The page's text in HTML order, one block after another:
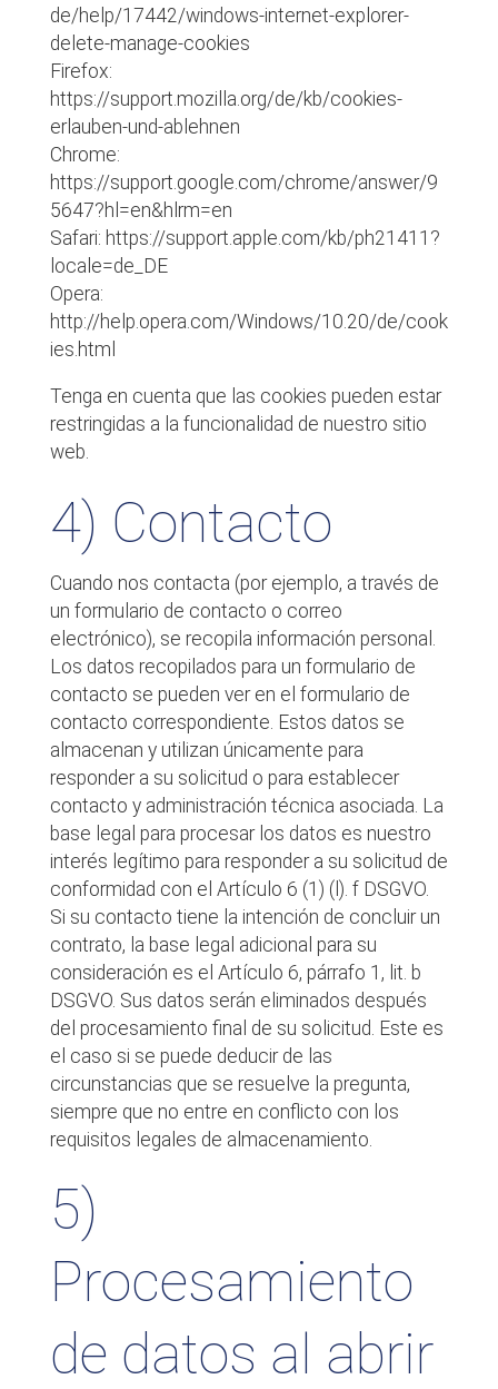
de/help/17442/windows-internet-explorer-
delete-manage-cookies
Firefox:
https://support.mozilla.org/de/kb/cookies-
erlauben-und-ablehnen
Chrome:
https://support.google.com/chrome/answer/9
5647?hl=en&hlrm=en
Safari: https://support.apple.com/kb/ph21411?
locale=de_DE
Opera:
http://help.opera.com/Windows/10.20/de/cook
ies.html
Tenga en cuenta que las cookies pueden estar
restringidas a la funcionalidad de nuestro sitio
web.
4) Contacto
Cuando nos contacta (por ejemplo, a través de
un formulario de contacto o correo
electrónico), se recopila información personal.
Los datos recopilados para un formulario de
contacto se pueden ver en el formulario de
contacto correspondiente. Estos datos se
almacenan y utilizan únicamente para
responder a su solicitud o para establecer
contacto y administración técnica asociada. La
base legal para procesar los datos es nuestro
interés legítimo para responder a su solicitud de
conformidad con el Artículo 6 (1) (l). f DSGVO.
Si su contacto tiene la intención de concluir un
contrato, la base legal adicional para su
consideración es el Artículo 6, párrafo 1, lit. b
DSGVO. Sus datos serán eliminados después
del procesamiento final de su solicitud. Este es
el caso si se puede deducir de las
circunstancias que se resuelve la pregunta,
siempre que no entre en conflicto con los
requisitos legales de almacenamiento.
5)
Procesamiento
de datos al abrir